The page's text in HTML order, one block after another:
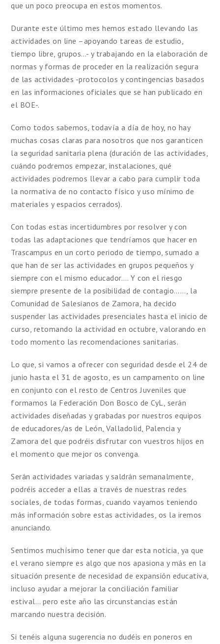
que un poco preocupa en estos momentos.
Durante este último mes hemos estado llevando las
actividades on line –apoyando tareas de estudio,
tiempo libre, grupos…- y trabajando en la elaboración de
normas y formas de proceder en la realización segura
de las actividades -protocolos y contingencias basados
en las informaciones oficiales que se han publicado en
el BOE-.
Como todos sabemos, todavía a día de hoy, no hay
muchas cosas claras para nosotros que nos garanticen
la seguridad sanitaria plena (duración de las actividades,
cuándo podremos empezar, instalaciones, qué
actividades podremos llevar a cabo para cumplir toda
la normativa de no contacto físico y uso mínimo de
materiales y espacios cerrados).
Con todas estas incertidumbres por resolver y con
todas las adaptaciones que tendríamos que hacer en
Trascampus en un corto periodo de tiempo, sumado a
que han de ser las actividades en grupos pequeños y
siempre con el mismo educador…. Y con el riesgo
siempre presente de la posibilidad de contagio……, la
Comunidad de Salesianos de Zamora, ha decido
suspender las actividades presenciales hasta el inicio de
curso, retomando la actividad en octubre, valorando en
todo momento las recomendaciones sanitarias.
Lo que, si vamos a ofrecer con seguridad desde el 24 de
junio hasta el 31 de agosto, es un campamento on line
en conjunto con el resto de Centros Juveniles que
formamos la Federación Don Bosco de CyL, serán
actividades diseñadas y grabadas por nuestros equipos
de educadores/as de León, Valladolid, Palencia y
Zamora del que podréis disfrutar con vuestros hijos en
el momento que mejor os convenga.
Serán actividades variadas y saldrán semanalmente,
podréis acceder a ellas a través de nuestras redes
sociales, de todas formas, cuando vayamos teniendo
más información sobre estas actividades, os la iremos
anunciando.
Sentimos muchísimo tener que dar esta noticia, ya que
el verano siempre es algo que nos apasiona y más en la
situación presente de necesidad de expansión educativa,
incluso ayudar a mejorar la conciliación familiar
estival… pero este año las circunstancias están
marcando nuestra decisión.
Si tenéis alguna sugerencia no dudéis en poneros en